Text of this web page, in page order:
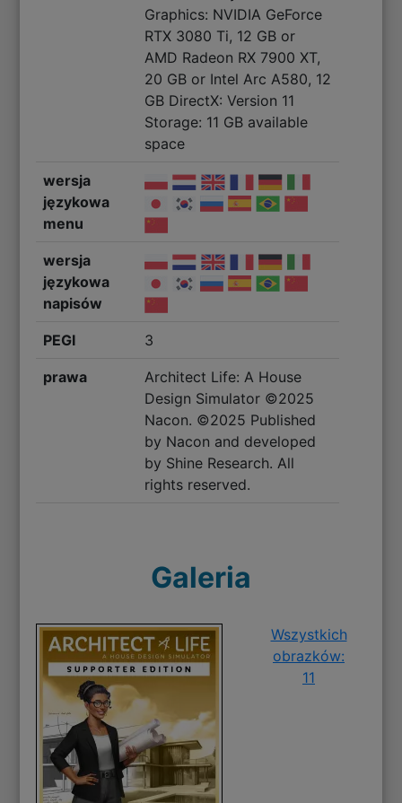
Graphics: NVIDIA GeForce
RTX 3080 Ti, 12 GB or
AMD Radeon RX 7900 XT,
20 GB or Intel Arc A580, 12
GB DirectX: Version 11
Storage: 11 GB available
space
wersja
językowa
menu
wersja
językowa
napisów
PEGI 3
prawa
Architect Life: A House
Design Simulator ©2025
Nacon. ©2025 Published
by Nacon and developed
by Shine Research. All
rights reserved.
Galeria
Wszystkich
obrazków:
11